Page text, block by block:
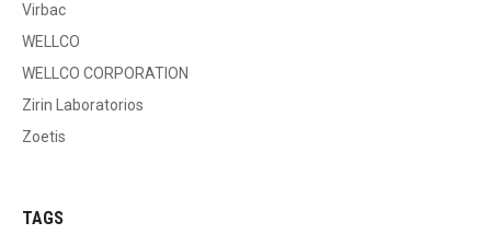
Virbac
WELLCO
WELLCO CORPORATION
Zirin Laboratorios
Zoetis
TAGS